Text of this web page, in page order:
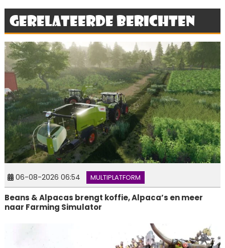
Gerelateerde berichten
06-08-2026 06:54 MULTIPLATFORM
Beans & Alpacas brengt koffie, Alpaca’s en meer
naar Farming Simulator